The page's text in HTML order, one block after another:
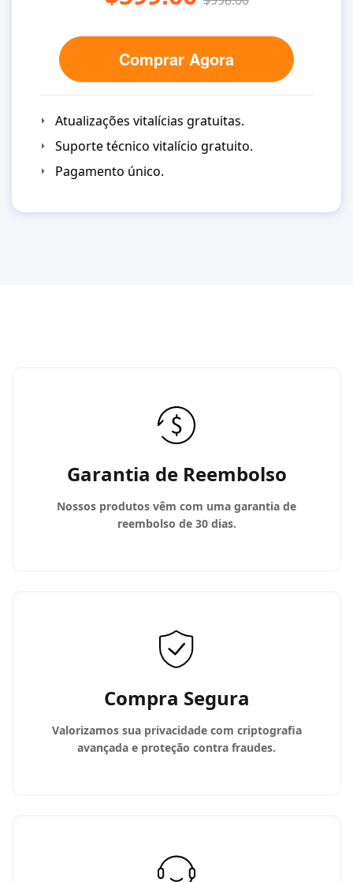
Comprar Agora
Atualizações vitalícias gratuitas.
Suporte técnico vitalício gratuito.
Pagamento único.
Garantia de Reembolso
Nossos produtos vêm com uma garantia de
reembolso de 30 dias.
Compra Segura
Valorizamos sua privacidade com criptografia
avançada e proteção contra fraudes.